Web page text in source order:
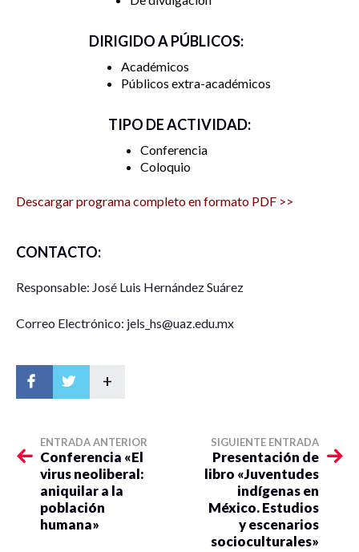
DIRIGIDO A PÚBLICOS:
Académicos
Públicos extra-académicos
TIPO DE ACTIVIDAD:
Conferencia
Coloquio
Descargar programa completo en formato PDF >>
CONTACTO:
Responsable: José Luis Hernández Suárez
Correo Electrónico: jels_hs@uaz.edu.mx
+
ENTRADA ANTERIOR
Conferencia «El
virus neoliberal:
aniquilar a la
población
humana»
SIGUIENTE ENTRADA
Presentación de
libro «Juventudes
indígenas en
México. Estudios
y escenarios
socioculturales»